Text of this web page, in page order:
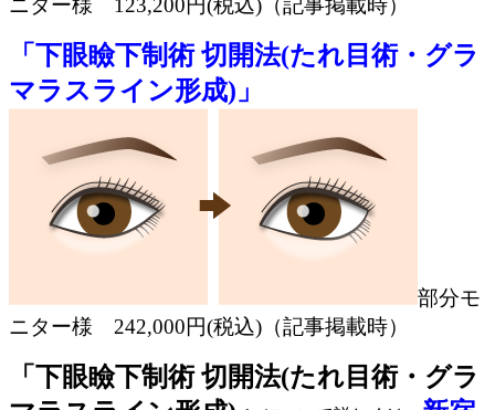
ニター様 123,200円(税込) （記事掲載時）
「下眼瞼下制術 切開法(たれ目術・グラ
マラスライン形成)」
部分モ
ニター様 242,000円(税込) （記事掲載時）
「下眼瞼下制術 切開法(たれ目術・グラ